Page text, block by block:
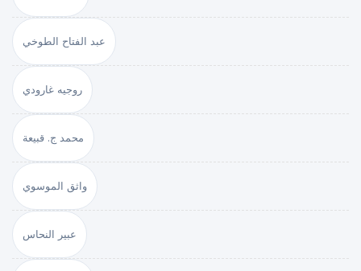
عبد الفتاح الطوخي
روجيه غارودي
محمد ج. قبيعة
واثق الموسوي
عبير النحاس